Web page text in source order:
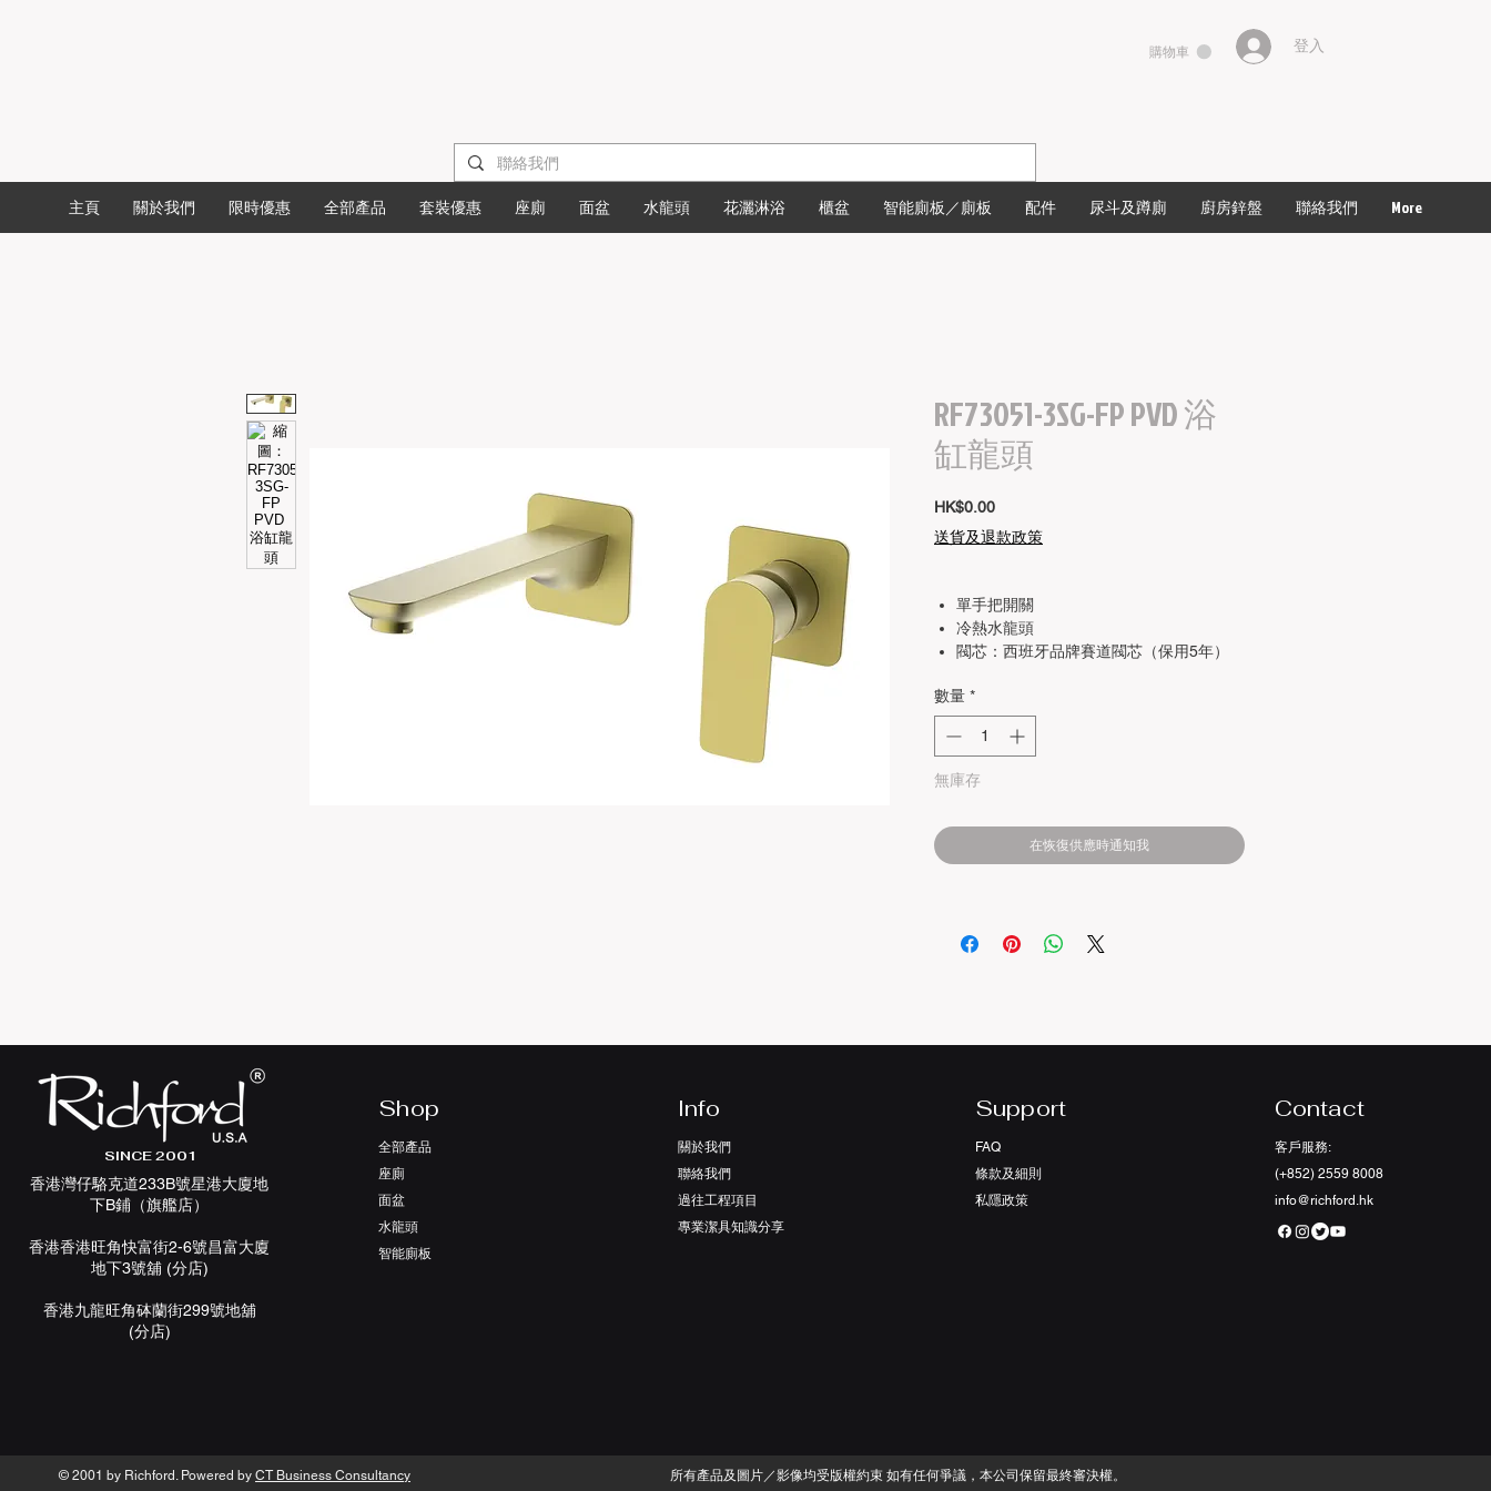
購物車 登入
主頁 關於我們 限時優惠 全部產品 套裝優惠 座廁 面盆 水龍頭 花灑淋浴 櫃盆 智能廁板／廁板 配件 尿斗及蹲廁 廚房鋅盤 聯絡我們 More
RF73051-3SG-FP PVD ​浴
缸龍頭
HK$0.00價
格
送貨及退款政策
單手把開關
冷熱水龍頭
閥芯：西班牙品牌賽道閥芯（保用5年）
材料：全銅主體
電鍍：鍍鉻
數量 *
無庫存
在恢復供應時通知我
香港灣仔駱克道233B號星港大廈地
下B鋪（旗艦店）
香港香港旺角快富街2-6號昌富大廈
地下3號舖 (分店)
香港九龍旺角砵蘭街299號地舖
(分店)
SINCE 2001
Shop
全部產品
座廁
面盆
水龍頭
智能廁板
Info
關於我們
聯絡我們
過往工程項目
專業潔具知識分享
Support
FAQ
條款及細則
​私隱政策
Contact
客戶服務:
(+852) 2559 8008
info@richford.hk
© 2001 by Richford. Powered by CT Business Consultancy ​所有產品及圖片／影像均受版權約束 如有任何爭議，本公司保留最終審決權。